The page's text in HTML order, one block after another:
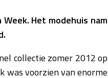
Het modehuis nam
collectie zomer 2012 op
was voorzien van enorme